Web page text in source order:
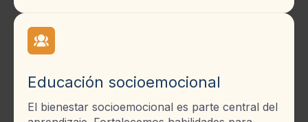
Educación socioemocional
El bienestar socioemocional es parte central del